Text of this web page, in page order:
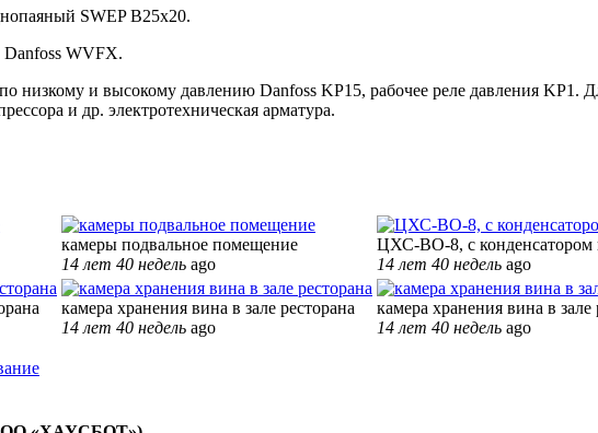
SWEP B25x20.
Danfoss WVFX.
низкому и высокому давлению Danfoss KP15, рабочее реле давления
и др. электротехническая арматура.
камеры подвальное помещение
14 лет 40 недель ago
ЦХС-ВО-8, с конденсатором
14 лет 40 недель ago
камера хранения вина в зале ресторана
14 лет 40 недель ago
камера хранения вина в зале
14 лет 40 недель ago